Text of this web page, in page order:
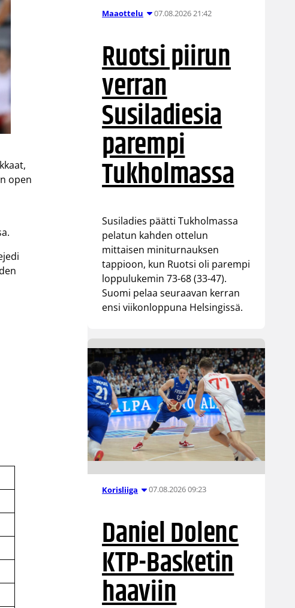
open
Maaottelu 07.08.2026 21:42
Ruotsi piirun
verran
Susiladiesia
parempi
Tukholmassa
Susiladies päätti Tukholmassa
pelatun kahden ottelun
mittaisen miniturnauksen
tappioon, kun Ruotsi oli parempi
loppulukemin 73-68 (33-47).
Suomi pelaa seuraavan kerran
ensi viikonloppuna Helsingissä.
Korisliiga 07.08.2026 09:23
Daniel Dolenc
KTP-Basketin
haaviin